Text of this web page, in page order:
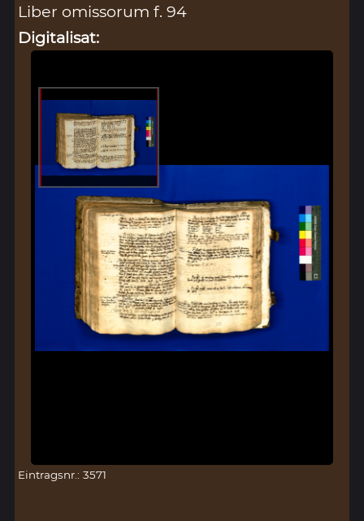
Liber omissorum f. 94
Digitalisat:
Eintragsnr.: 3571